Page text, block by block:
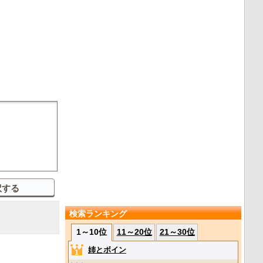
検索ランキング
1～10位
11～20位 21～30位
姉とボイン